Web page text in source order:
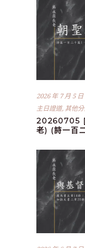
2026 年 7 月 5 日
主日證道, 其他
20260705 [
老) (詩一百